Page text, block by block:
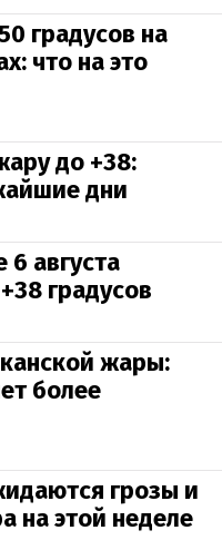
градусов на
что на это
до +38:
дни
августа
градусов
жары:
более
грозы и
на этой неделе